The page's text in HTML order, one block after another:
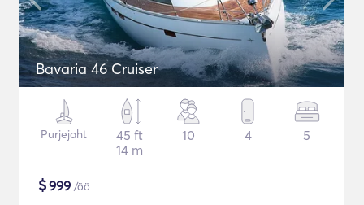
Bavaria 46 Cruiser
Purjejaht
45 ft
14 m
10 4 5
$999 /öö